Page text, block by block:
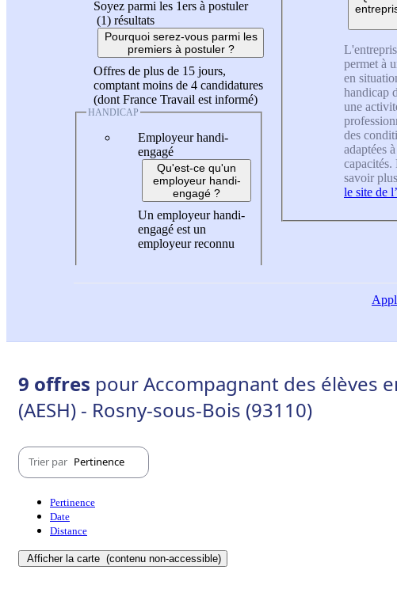
Soyez parmi les 1ers à postuler
(1) résultats
Pourquoi serez-vous parmi les
premiers à postuler ?
Offres de plus de 15 jours,
comptant moins de 4 candidatures
(dont France Travail est informé)
HANDICAP
Employeur handi-
engagé
Qu'est-ce qu'un
employeur handi-
engagé ?
Un employeur handi-
engagé est un
employeur reconnu
permet à
en
handicap
une
des
adaptées
capacités.
savoir
le site de
9 offres pour Accompagnant des élèves
(AESH) - Rosny-sous-Bois (93110)
Trier par Pertinence
Pertinence
Date
Distance
Afficher la carte (contenu non-accessible)